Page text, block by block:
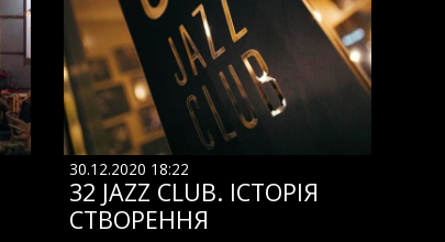
30.12.2020 18:22
32 JAZZ CLUB. ІСТОРІЯ
СТВОРЕННЯ